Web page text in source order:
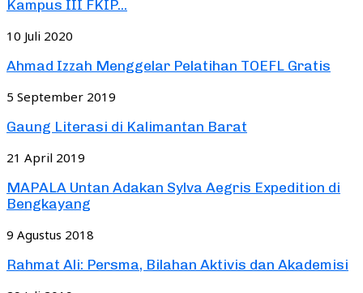
Kampus III FKIP...
10 Juli 2020
Ahmad Izzah Menggelar Pelatihan TOEFL Gratis
5 September 2019
Gaung Literasi di Kalimantan Barat
21 April 2019
MAPALA Untan Adakan Sylva Aegris Expedition di
Bengkayang
9 Agustus 2018
Rahmat Ali: Persma, Bilahan Aktivis dan Akademisi